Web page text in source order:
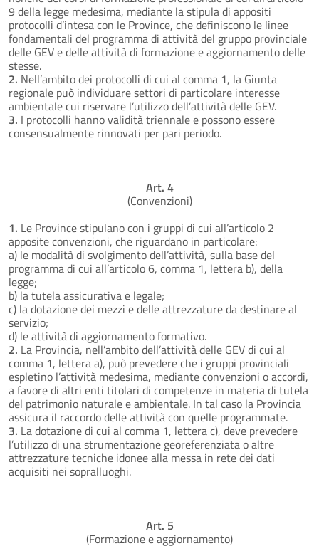
9 della legge medesima, mediante la stipula di appositi
protocolli d’intesa con le Province, che definiscono le linee
fondamentali del programma di attività del gruppo provinciale
delle GEV e delle attività di formazione e aggiornamento delle
stesse.
2. Nell’ambito dei protocolli di cui al comma 1, la Giunta
regionale può individuare settori di particolare interesse
ambientale cui riservare l’utilizzo dell’attività delle GEV.
3. I protocolli hanno validità triennale e possono essere
consensualmente rinnovati per pari periodo.
Art. 4
(Convenzioni)
1. Le Province stipulano con i gruppi di cui all’articolo 2
apposite convenzioni, che riguardano in particolare:
a) le modalità di svolgimento dell’attività, sulla base del
programma di cui all’articolo 6, comma 1, lettera b), della
legge;
b) la tutela assicurativa e legale;
c) la dotazione dei mezzi e delle attrezzature da destinare al
servizio;
d) le attività di aggiornamento formativo.
2. La Provincia, nell’ambito dell’attività delle GEV di cui al
comma 1, lettera a), può prevedere che i gruppi provinciali
espletino l’attività medesima, mediante convenzioni o accordi,
a favore di altri enti titolari di competenze in materia di tutela
del patrimonio naturale e ambientale. In tal caso la Provincia
assicura il raccordo delle attività con quelle programmate.
3. La dotazione di cui al comma 1, lettera c), deve prevedere
l’utilizzo di una strumentazione georeferenziata o altre
attrezzature tecniche idonee alla messa in rete dei dati
acquisiti nei sopralluoghi.
Art. 5
(Formazione e aggiornamento)